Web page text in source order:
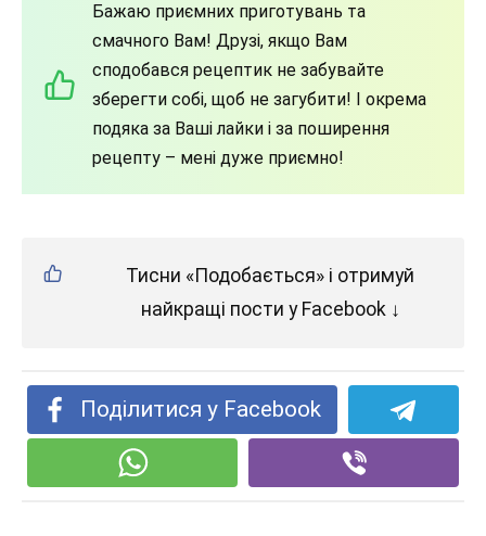
Бажаю приємних приготувань та
смачного Вам! Друзі, якщо Вам
сподобався рецептик не забувайте
зберегти собі, щоб не загубити! І окрема
подяка за Ваші лайки і за поширення
рецепту – мені дуже приємно!
Тисни «Подобається» і отримуй
найкращі пости у Facebook ↓
Поділитися у Facebook